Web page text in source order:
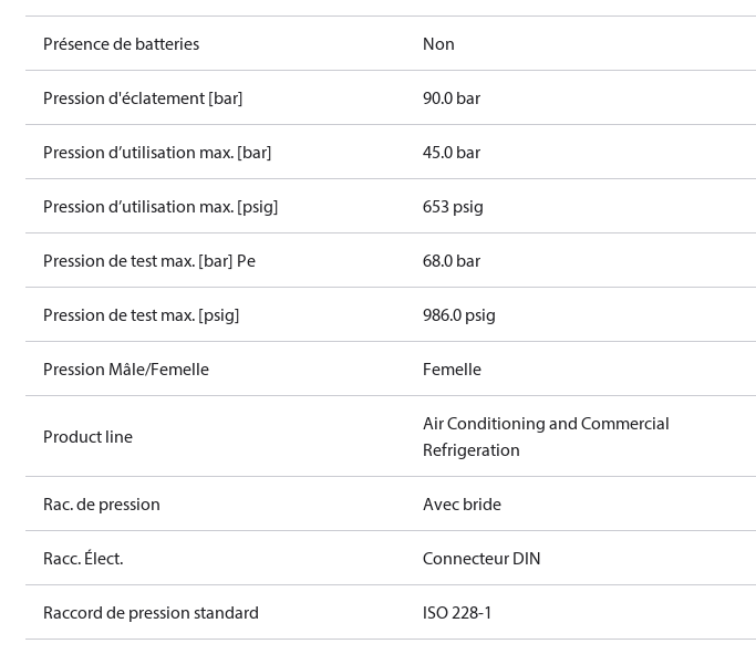
Présence de batteries Non
Pression d'éclatement [bar] 90.0 bar
Pression d’utilisation max. [bar] 45.0 bar
Pression d’utilisation max. [psig] 653 psig
Pression de test max. [bar] Pe 68.0 bar
Pression de test max. [psig] 986.0 psig
Pression Mâle/Femelle Femelle
Product line
Air Conditioning and Commercial
Refrigeration
Rac. de pression Avec bride
Racc. Élect. Connecteur DIN
Raccord de pression standard ISO 228-1